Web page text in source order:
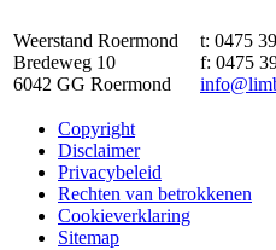
Weerstand Roermond
Bredeweg 10
6042 GG Roermond
t: 0475
f: 0475
Copyright
Disclaimer
Privacybeleid
Rechten van betrokkenen
Cookieverklaring
Sitemap